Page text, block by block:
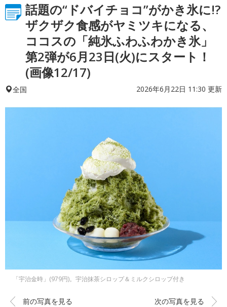
話題の“ドバイチョコ”がかき氷に!?
ザクザク食感がヤミツキになる、
ココスの「純氷ふわふわかき氷」
第2弾が6月23日(火)にスタート！
(画像12/17)
全国 2026年6月22日 11:30 更新
「宇治金時」(979円)。宇治抹茶シロップ＆ミルクシロップ付き
前の写真を見る 次の写真を見る